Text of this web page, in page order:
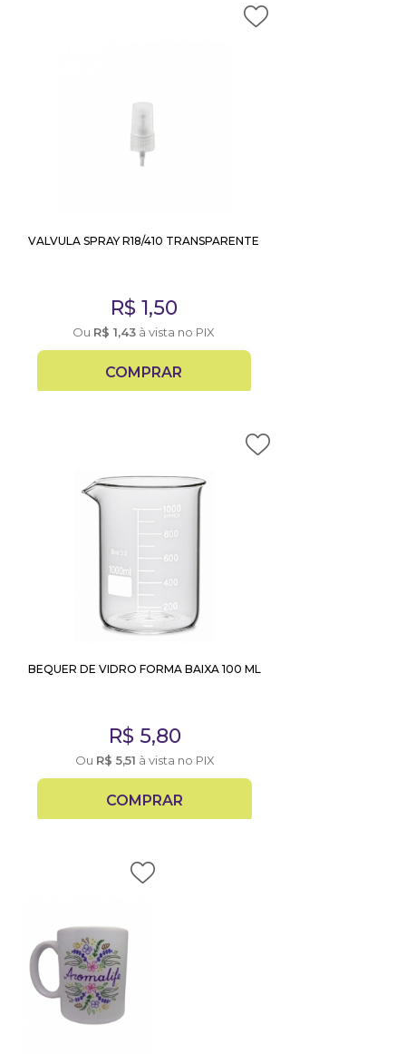
VALVULA SPRAY R18/410 TRANSPARENTE
R$ 1,50
Ou R$ 1,43 à vista no PIX
COMPRAR
BEQUER DE VIDRO FORMA BAIXA 100 ML
R$ 5,80
Ou R$ 5,51 à vista no PIX
COMPRAR